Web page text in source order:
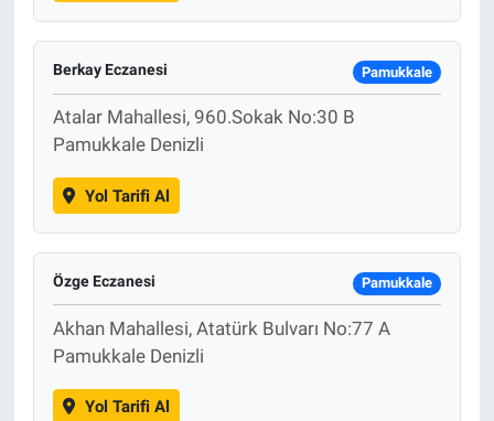
Berkay Eczanesi Pamukkale
Atalar Mahallesi, 960.Sokak No:30 B
Pamukkale Denizli
Yol Tarifi Al
Özge Eczanesi Pamukkale
Akhan Mahallesi, Atatürk Bulvarı No:77 A
Pamukkale Denizli
Yol Tarifi Al